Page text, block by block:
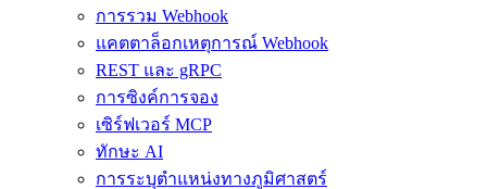
การรวม Webhook
แคตตาล็อกเหตุการณ์ Webhook
REST และ gRPC
การซิงค์การจอง
เซิร์ฟเวอร์ MCP
ทักษะ AI
การระบุตำแหน่งทางภูมิศาสตร์